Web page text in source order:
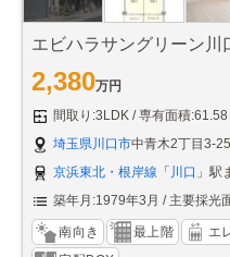
エビハラサングリーン川
2,380万円
間取り:3LDK
専有面積
埼玉県川口市中青木2丁目3-25
京浜東北・根岸線 「 川口 」
築年月:1979年3月
主要採光
南向き 最上階 エ